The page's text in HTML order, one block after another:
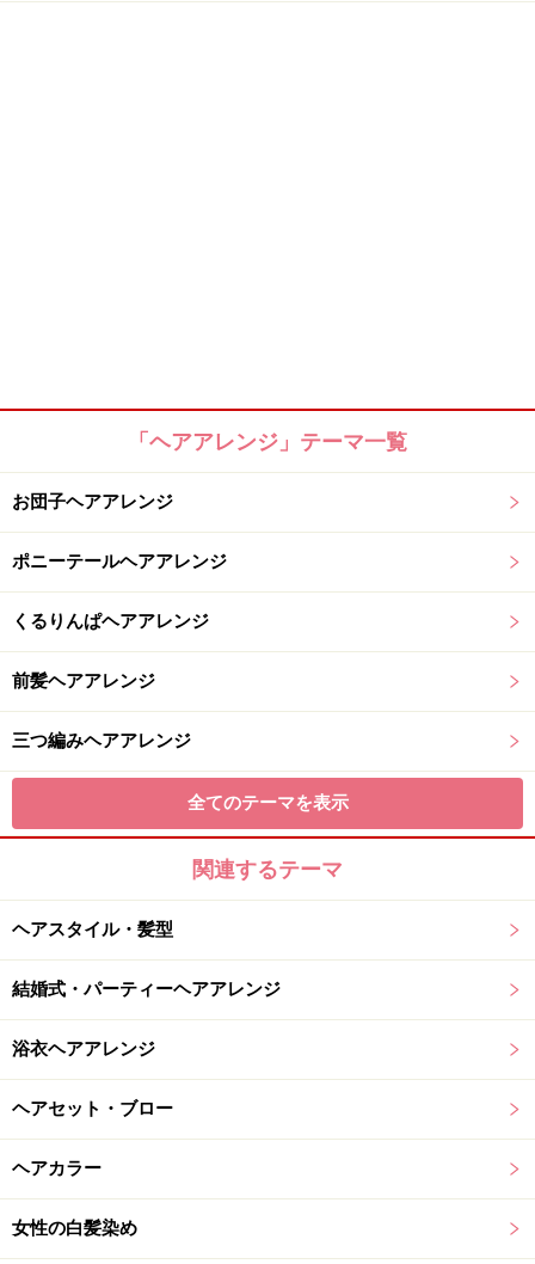
「ヘアアレンジ」テーマ一覧
お団子ヘアアレンジ
ポニーテールヘアアレンジ
くるりんぱヘアアレンジ
前髪ヘアアレンジ
三つ編みヘアアレンジ
全てのテーマを表示
関連するテーマ
ヘアスタイル・髪型
結婚式・パーティーヘアアレンジ
浴衣ヘアアレンジ
ヘアセット・ブロー
ヘアカラー
女性の白髪染め